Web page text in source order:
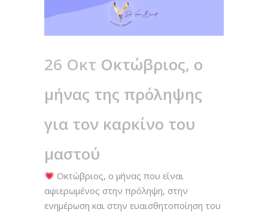
26 Οκτ Οκτώβριος, ο
μήνας της πρόληψης
για τον καρκίνο του
μαστού
Οκτώβριος, ο μήνας που είναι
αφιερωμένος στην πρόληψη, στην
ενημέρωση και στην ευαισθητοποίηση του